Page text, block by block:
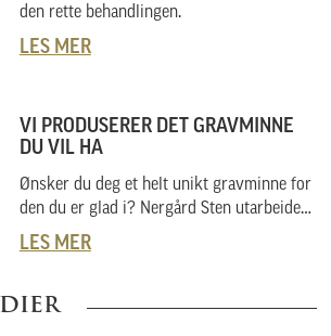
den rette behandlingen.
LES MER
VI PRODUSERER DET GRAVMINNE
DU VIL HA
Ønsker du deg et helt unikt gravminne for
den du er glad i? Nergård Sten utarbeider
også helt unike gravminner i samarbeid
med kunder. Vi skal her forklare hvordan
om du har noe helt spesielt i tankene.
LES MER